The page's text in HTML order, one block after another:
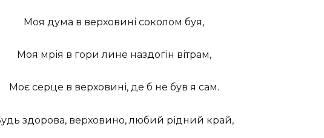
Моя дума в верховині соколом буя,
Моя мрія в гори лине наздогін вітрам,
Моє серце в верховині, де б не був я сам.
здорова, верховино, любий рідний край,